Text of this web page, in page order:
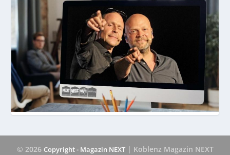
© 2026 Copyright - Magazin NEXT| Koblenz Magazin NEXT